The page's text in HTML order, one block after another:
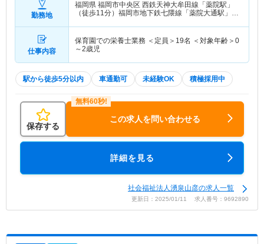
勤務地
福岡県 福岡市中央区 西鉄天神大牟田線「薬院駅」
（徒歩11分）福岡市地下鉄七隈線「薬院大通駅」
仕事内容
保育園での栄養士業務 ＜定員＞19名 ＜対象年齢＞0
～2歳児
駅から徒歩5分以内 車通勤可 未経験OK 積極採用中
保存する
この求人を問い合わせる
詳細を見る
社会福祉法人湧泉山彦の求人一覧
更新日：2025/01/11 求人番号：9692890